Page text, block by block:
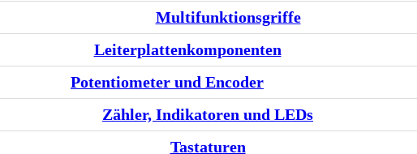
Multifunktionsgriffe
Leiterplattenkomponenten
Potentiometer und Encoder
Zähler, Indikatoren und LEDs
Tastaturen